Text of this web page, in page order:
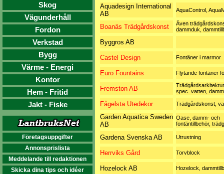
Skog
Vägunderhåll
Fordon
Verkstad
Bygg
Värme - Energi
Kontor
Hem - Fritid
Jakt - Fiske
Företagsuppgifter
Annonsprislista
Meddelande till redaktionen
Skicka dina tips och idéer
Aquadesign International
AB
AquaControl,
Boanäs Trädgårdskonst
Även
dammduk,
Byggros AB
Castel Design Fontäner i marmor
Euro Fountains Flytande fontäner
Fremston AB
spec. vatten,
Fågelsta Utedekor Trädgårdskonst,
Garden Aquatica Sweden
AB
Oase, damm- och
fontäntillbehör,
Gardena Svenska AB Utrustning
Herrviks Gård Torvblock
Hozelock AB Hozelock,